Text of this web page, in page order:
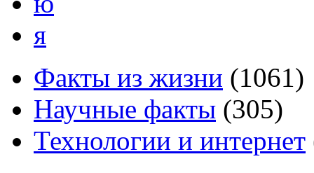
я
Факты из жизни (1061)
Научные факты (305)
Технологии и интернет